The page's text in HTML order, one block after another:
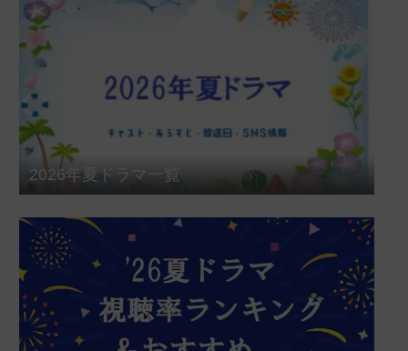
2026年夏ドラマ一覧